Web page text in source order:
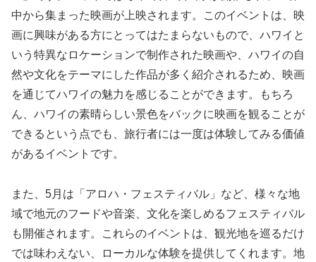
中から集まった映画が上映されます。このイベントは、映
画に興味がある方にとってはたまらないもので、ハワイと
いう特異なロケーションで制作された映画や、ハワイの自
然や文化をテーマにした作品が多く紹介されるため、映画
を通じてハワイの魅力を感じることができます。もちろ
ん、ハワイの素晴らしい景色をバックに映画を観ることが
できるという点でも、旅行者には一度は体験してみる価値
があるイベントです。
また、5月は「アロハ・フェスティバル」など、様々な地
域で地元のフードや音楽、文化を楽しめるフェスティバル
も開催されます。これらのイベントは、観光地を巡るだけ
では味わえない、ローカルな体験を提供してくれます。地